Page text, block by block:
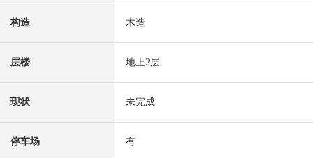
构造 木造
层楼 地上2层
现状 未完成
停车场 有